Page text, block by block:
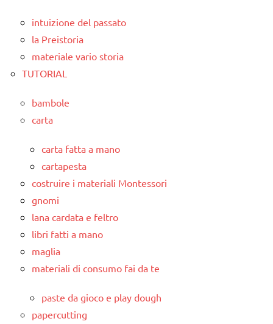
intuizione del passato
la Preistoria
materiale vario storia
TUTORIAL
bambole
carta
carta fatta a mano
cartapesta
costruire i materiali Montessori
gnomi
lana cardata e feltro
libri fatti a mano
maglia
materiali di consumo fai da te
paste da gioco e play dough
papercutting